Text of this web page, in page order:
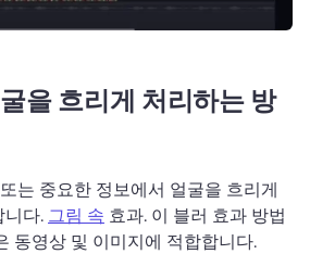
을 흐리게 처리하는 방
는 중요한 정보에서 얼굴을 흐리게
다. 그림 속 효과. 이 블러 효과 방법
동영상 및 이미지에 적합합니다.